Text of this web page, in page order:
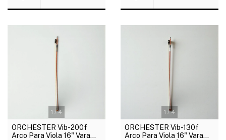
1 /4
ORCHESTER Vib-200f
Arco Para Viola 16" Vara
1 /4
ORCHESTER Vib-130f
Arco Para Viola 16" Vara